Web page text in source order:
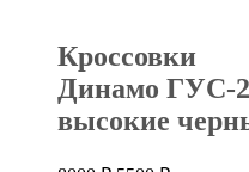
Кроссовки
Динамо ГУС-2
высокие